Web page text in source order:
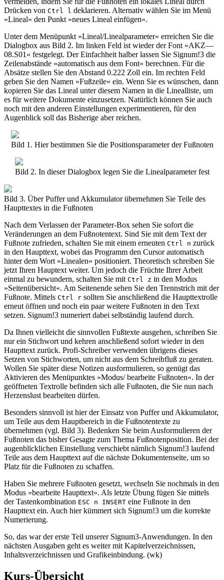
Drücken von Ctrl l deklarieren. Alternativ wählen Sie im Menü
»Lineal« den Punkt »neues Lineal einfügen«.
Unter dem Menüpunkt »Lineal/Linealparameter« erreichen Sie die
Dialogbox aus Bild 2. Im linken Feld ist wieder der Font »AKZ—
08.S01« festgelegt. Der Einfachheit halber lassen Sie Signum!3 die
Zeilenabstände »automatisch aus dem Font« berechnen. Für die
Absätze stellen Sie den Abstand 0.222 Zoll ein. Im rechten Feld
geben Sie den Namen »Fußzeile« ein. Wenn Sie es wünschen, dann
kopieren Sie das Lineal unter diesem Namen in die Linealliste, um
es für weitere Dokumente einzusetzen. Natürlich können Sie auch
noch mit den anderen Einstellungen experimentieren, für den
Augenblick soll das Bisherige aber reichen.
Bild 1. Hier bestimmen Sie die Positionsparameter der Fußnoten
Bild 2. In dieser Dialogbox legen Sie die Linealparameter fest
Bild 3. Über Puffer und Akkumulator übernehmen Sie Teile des
Haupttextes in die Fußnoten
Nach dem Verlassen der Parameter-Box sehen Sie sofort die
Veränderungen an dem Fußnotentext. Sind Sie mit dem Text der
Fußnote zufrieden, schalten Sie mit einem erneuten Ctrl n zurück
in den Haupttext, wobei das Programm den Cursor automatisch
hinter dem Wort »Linealen« positioniert. Theoretisch schreiben Sie
jetzt Ihren Hauptext weiter. Um jedoch die Früchte Ihrer Arbeit
einmal zu bewundern, schalten Sie mit Ctrl z in den Modus
»Seitenübersicht«. Am Seitenende sehen Sie den Trennstrich mit der
Fußnote. Mittels Ctrl r sollten Sie anschließend die Haupttextrolle
erneut öffnen und noch ein paar weitere Fußnoten in den Text
setzen. Signum!3 numeriert dabei selbständig laufend durch.
Da Ihnen vielleicht die sinnvollen Fußtexte ausgehen, schreiben Sie
nur ein Stichwort und kehren anschließend sofort wieder in den
Haupttext zurück. Profi-Schreiber verwenden übrigens dieses
Setzen von Stichworten, um nicht aus dem Schreibfluß zu geraten.
Wollen Sie später diese Notizen ausformulieren, so genügt das
Aktivieren des Menüpunktes »Modus/ bearbeite Fußnoten«. In der
geöffneten Textrolle befinden sich alle Fußnoten, die Sie nun nach
Herzenslust bearbeiten dürfen.
Besonders sinnvoll ist hier der Einsatz von Puffer und Akkumulator,
um Teile aus dem Hauptbereich in die Fußnotentexte zu
übernehmen (vgl. Bild 3). Bedenken Sie beim Ausformulieren der
Fußnoten das bisher Gesagte zum Thema Fußnotenposition. Bei der
augenblicklichen Einstellung verschiebt nämlich Signum!3 laufend
Teile aus dem Haupttext auf die nächste Dokumentenseite, um so
Platz für die Fußnoten zu schaffen.
Haben Sie mehrere Fußnoten gesetzt, wechseln Sie nochmals in den
Modus »bearbeite Haupttext«. Als letzte Übung fügen Sie mittels
der Tastenkombination ESC n INSERT eine Fußnote in den
Haupttext ein. Auch hier kümmert sich Signum!3 um die korrekte
Numerierung.
So, das war der erste Teil unserer Signum3-Anwendungen. In den
nächsten Ausgaben geht es weiter mit Kapitelverzeichnissen,
Inhaltsverzeichnissen und Grafikeinbindung. (wk)
Kurs-Übersicht